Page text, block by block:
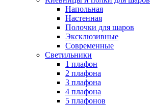
Напольная
Настенная
Полочки для шаров
Эксклюзивные
Современные
Светильники
1 плафон
2 плафона
3 плафона
4 плафона
5 плафонов